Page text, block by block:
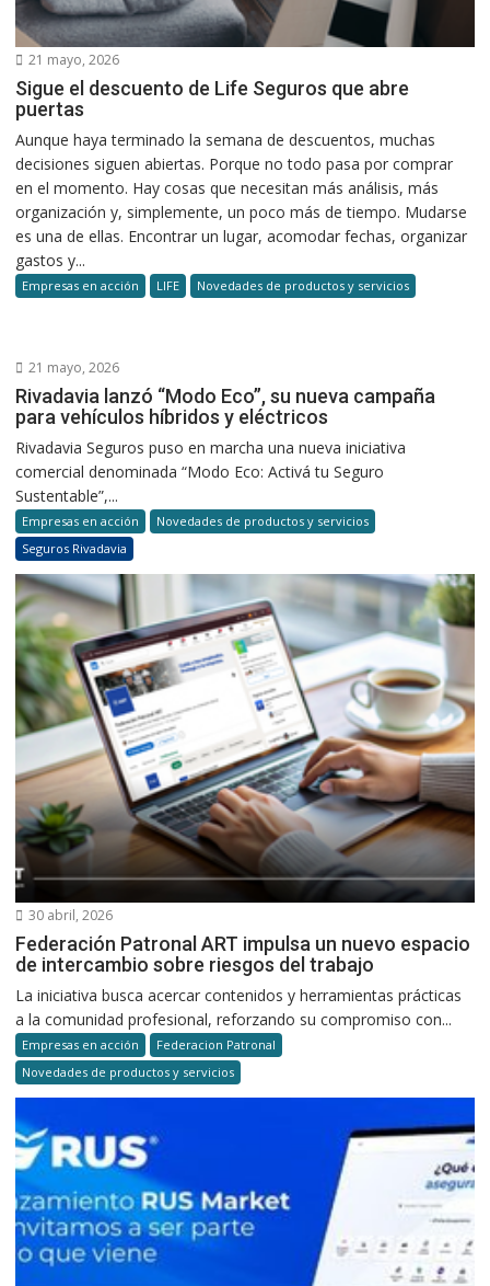
21 mayo, 2026
Sigue el descuento de Life Seguros que abre
puertas
Aunque haya terminado la semana de descuentos, muchas
decisiones siguen abiertas. Porque no todo pasa por comprar
en el momento. Hay cosas que necesitan más análisis, más
organización y, simplemente, un poco más de tiempo. Mudarse
es una de ellas. Encontrar un lugar, acomodar fechas, organizar
gastos y...
Empresas en acción LIFE Novedades de productos y servicios
21 mayo, 2026
Rivadavia lanzó “Modo Eco”, su nueva campaña
para vehículos híbridos y eléctricos
Rivadavia Seguros puso en marcha una nueva iniciativa
comercial denominada “Modo Eco: Activá tu Seguro
Sustentable”,...
Empresas en acción
Novedades de productos y servicios
Seguros Rivadavia
30 abril, 2026
Federación Patronal ART impulsa un nuevo espacio
de intercambio sobre riesgos del trabajo
La iniciativa busca acercar contenidos y herramientas prácticas
a la comunidad profesional, reforzando su compromiso con...
Empresas en acción
Federacion Patronal
Novedades de productos y servicios